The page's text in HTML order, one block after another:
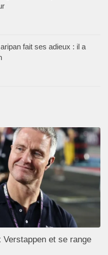
fait ses adieux : il a
et se range